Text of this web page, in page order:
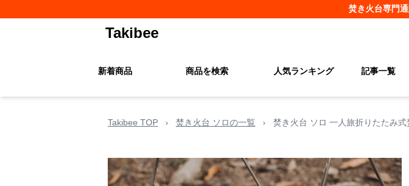
焚き火台専門
Takibee
新着商品 商品を検索 人気ランキング 記事一覧
Takibee TOP › 焚き火台 ソロの一覧 › 焚き火台 ソロ 一人旅折りたたみ式